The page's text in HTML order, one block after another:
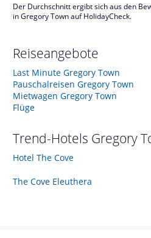
Der Durchschnitt ergibt sich aus den
in Gregory Town auf HolidayCheck.
Reiseangebote
Last Minute Gregory Town
Pauschalreisen Gregory Town
Mietwagen Gregory Town
Flüge
Trend-Hotels Gregory
Hotel The Cove
The Cove Eleuthera